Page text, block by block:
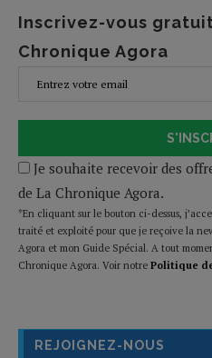
Inscrivez-vous
Chronique Agora
Je souhaite recevoir des
de La Chronique Agora.
*En cliquant sur le bouton ci-dessus,
traité et exploité pour que je reçoive la
Agora et mon Guide Spécial. A tout
Chronique Agora. Voir notre Politique
REJOIGNEZ-NOUS